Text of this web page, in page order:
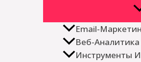
Email-
Веб-Аналитика
Инструменты